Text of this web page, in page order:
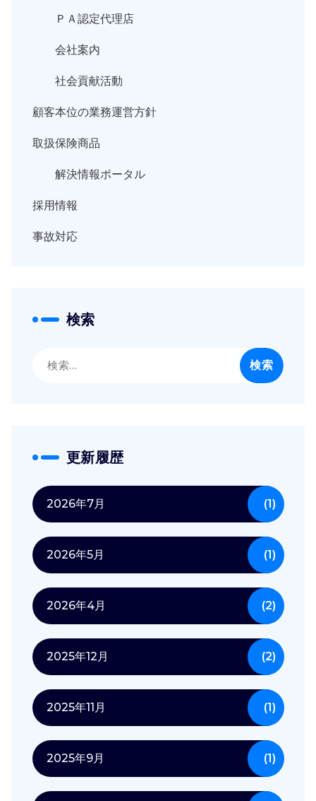
ＰＡ認定代理店
会社案内
社会貢献活動
顧客本位の業務運営方針
取扱保険商品
解決情報ポータル
採用情報
事故対応
検索
更新履歴
2026年7月 (1)
2026年5月 (1)
2026年4月 (2)
2025年12月 (2)
2025年11月 (1)
2025年9月 (1)